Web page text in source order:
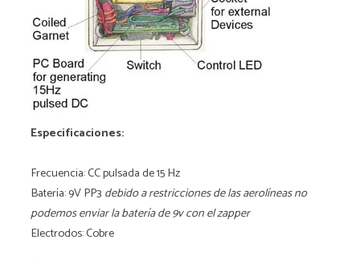
Especificaciones:
Frecuencia: CC pulsada de 15 Hz
Batería: 9V PP3 debido a restricciones de las aerolíneas no
podemos enviar la batería de 9v con el zapper
Electrodos: Cobre